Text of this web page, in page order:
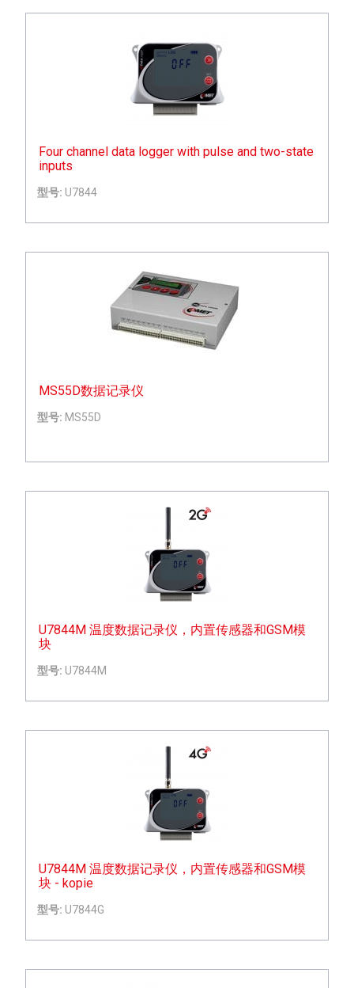
Four channel data logger with pulse and two-state
inputs
型号: U7844
MS55D数据记录仪
型号: MS55D
U7844M 温度数据记录仪，内置传感器和GSM模
块
型号: U7844M
U7844M 温度数据记录仪，内置传感器和GSM模
块 - kopie
型号: U7844G